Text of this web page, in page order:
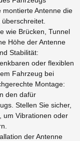
montierte Antenne die
wie Brücken, Tunnel
Höhe der Antenne
Stabilität:
oder flexiblen
Fahrzeug bei
Montage:
den dafür
Stellen Sie sicher,
um Vibrationen oder
der Antenne